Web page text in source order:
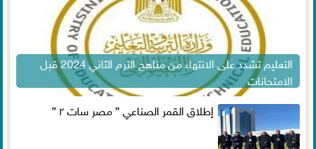
التعليم تشدد على الانتهاء من مناهج الترم الثاني 2024 قبل
الامتحانات
إطلاق القمر الصناعي ” مصر سات ٢ ”